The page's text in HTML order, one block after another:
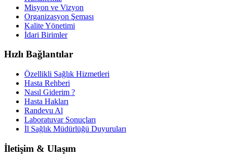
Misyon ve Vizyon
Organizasyon Şeması
Kalite Yönetimi
İdari Birimler
Hızlı Bağlantılar
Özellikli Sağlık Hizmetleri
Hasta Rehberi
Nasıl Giderim ?
Hasta Hakları
Randevu Al
Laboratuvar Sonuçları
İl Sağlık Müdürlüğü Duyuruları
İletişim & Ulaşım